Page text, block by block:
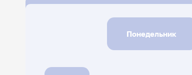
Понедельник